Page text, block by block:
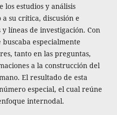
los estudios y análisis
su crítica, discusión e
líneas de investigación. Con
especialmente
tanto en las preguntas,
a la construcción del
El resultado de esta
especial, el cual reúne
internodal.